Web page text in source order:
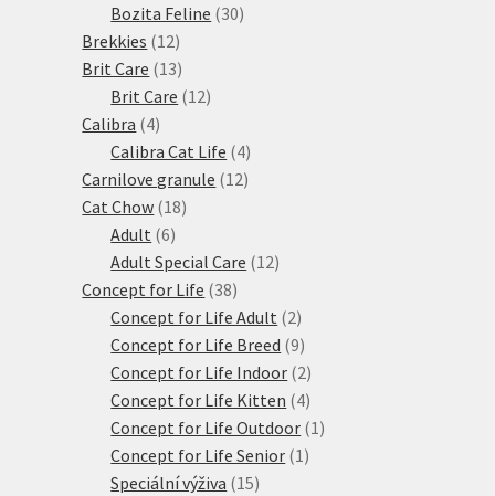
produktů
Bozita Feline 3030
Brekkies 1212
produktů
Brit Care 1313
produktů
Brit Care 1212
Calibra 44
produkty
Calibra Cat Life 44
produkty
Carnilove granule 1212
Cat Chow 1818
Adult 66
produktů
Adult Special Care 1212
Concept for Life 3838
produktů
Concept for Life Adult 22
produkty
Concept for Life Breed 99
produktů
Concept for Life Indoor 22
produkty
Concept for Life Kitten 44
produkty
Concept for Life Outdoor 1 1
Concept for Life Senior 1 1
Speciální výživa 1515